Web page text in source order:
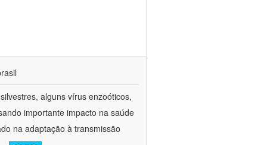
alguns vírus enzoóticos,
importante impacto na saúde
na adaptação à transmissão